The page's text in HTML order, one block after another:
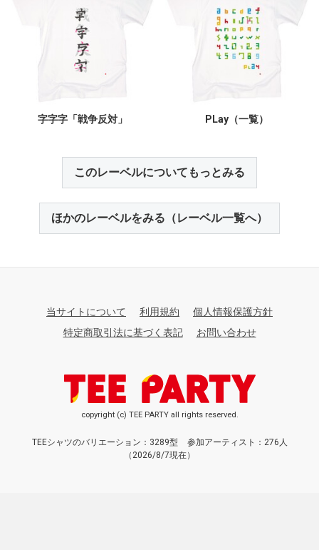
字字字「戦争反対」 PLay（一覧）
このレーベルについてもっとみる
ほかのレーベルをみる（レーベル一覧へ）
当サイトについて 利用規約
個人情報保護方針
特定商取引法に基づく表記
お問い合わせ
copyright (c) TEE PARTY all rights reserved.
TEEシャツのバリエーション：3289型
参加アーティスト：276人
（2026/8/7現在）